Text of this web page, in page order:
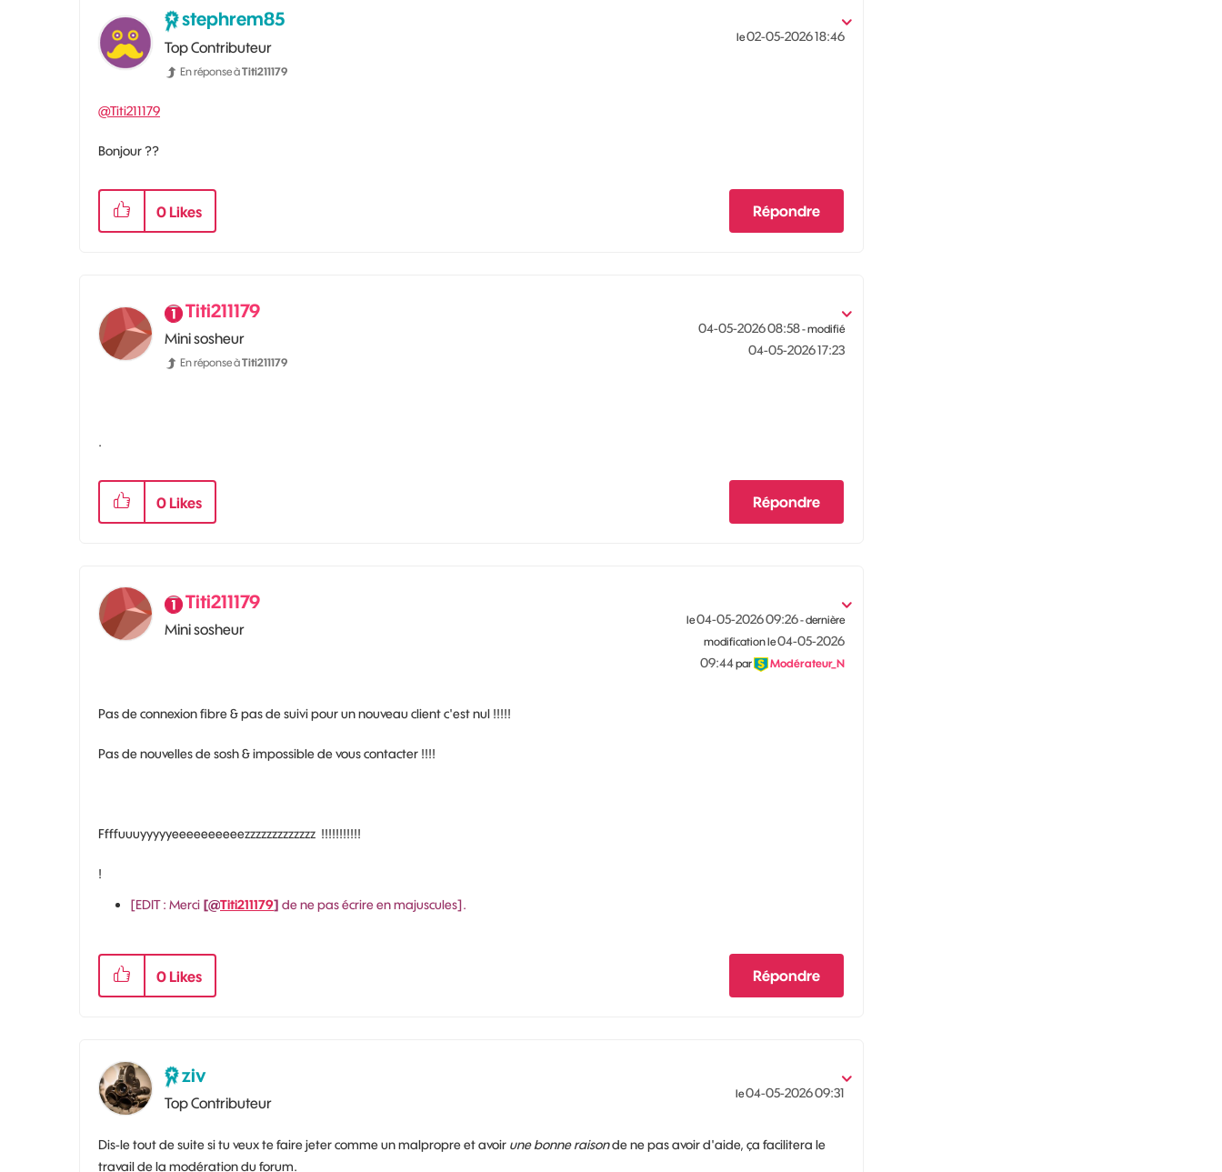
stephrem85
Top Contributeur
En réponse àTiti211179
le‎02-05-202618:46
@Titi211179
Bonjour ??
0 Likes Répondre
Titi211179
Mini sosheur
En réponse àTiti211179
‎04-05-202608:58- modifié
‎04-05-202617:23
.
0 Likes Répondre
Titi211179
Mini sosheur
le‎04-05-202609:26- dernière
modification le‎04-05-2026
09:44par Modérateur_N
Pas de connexion fibre & pas de suivi pour un nouveau client c'est nul !!!!!
Pas de nouvelles de sosh & impossible de vous contacter !!!!
Ffffuuuyyyyyeeeeeeeeeezzzzzzzzzzzzz !!!!!!!!!!!
!
[EDIT : Merci [@Titi211179] de ne pas écrire en majuscules].
0 Likes Répondre
ziv
Top Contributeur
le‎04-05-202609:31
Dis-le tout de suite si tu veux te faire jeter comme un malpropre et avoir une bonne raisonde ne pas avoir d'aide, ça facilitera le
travail de la modération du forum.